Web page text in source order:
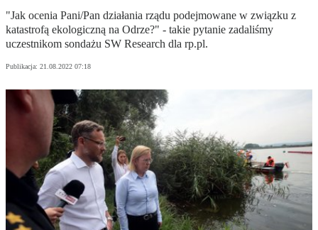
"Jak ocenia Pani/Pan działania rządu podejmowane w związku z
katastrofą ekologiczną na Odrze?" - takie pytanie zadaliśmy
uczestnikom sondażu SW Research dla rp.pl.
Publikacja: 21.08.2022 07:18